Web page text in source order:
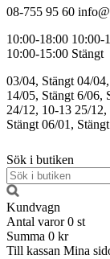
08-755 95 60
10:00-18:00 10:00-
10:00-15:00 Stängt
03/04, Stängt 04/
14/05, Stängt 6/06,
24/12, 10-13 25/12,
Stängt 06/01, Stängt
Sök i butiken
Kundvagn
Antal varor 0 st
Summa 0 kr
Till kassan Mina